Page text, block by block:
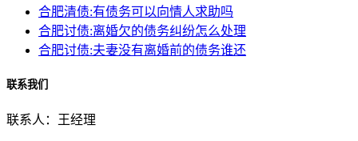
合肥清债:有债务可以向情人求助吗
合肥讨债:离婚欠的债务纠纷怎么处理
合肥讨债:夫妻没有离婚前的债务谁还
联系我们
联系人：王经理